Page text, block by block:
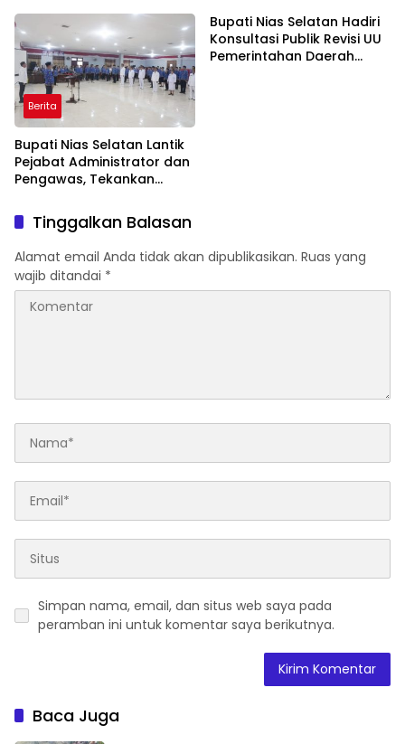
sebagai Fondasi
Pembangunan Daerah
Prestasi
Berita
Bupati Nias Selatan Lantik
Pejabat Administrator dan
Pengawas, Tekankan
Publik
Bupati Nias Selatan Hadiri
Konsultasi Publik Revisi UU
Pemerintahan Daerah
Tinggalkan Balasan
Alamat email Anda tidak akan dipublikasikan. Ruas yang
wajib ditandai *
Simpan nama, email, dan situs web saya pada
peramban ini untuk komentar saya berikutnya.
Baca Juga